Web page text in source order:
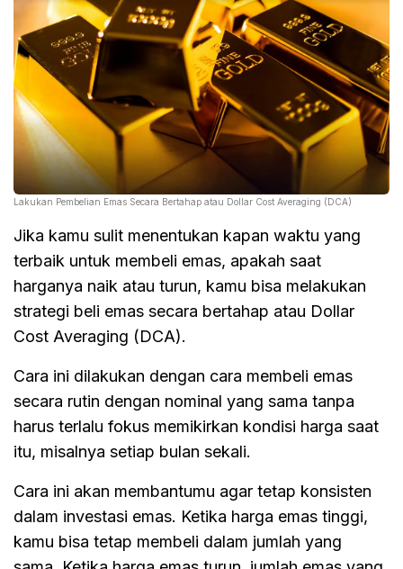
Lakukan Pembelian Emas Secara Bertahap atau Dollar Cost Averaging (DCA)
Jika kamu sulit menentukan kapan waktu yang
terbaik untuk membeli emas, apakah saat
harganya naik atau turun, kamu bisa melakukan
strategi beli emas secara bertahap atau Dollar
Cost Averaging (DCA).
Cara ini dilakukan dengan cara membeli emas
secara rutin dengan nominal yang sama tanpa
harus terlalu fokus memikirkan kondisi harga saat
itu, misalnya setiap bulan sekali.
Cara ini akan membantumu agar tetap konsisten
dalam investasi emas. Ketika harga emas tinggi,
kamu bisa tetap membeli dalam jumlah yang